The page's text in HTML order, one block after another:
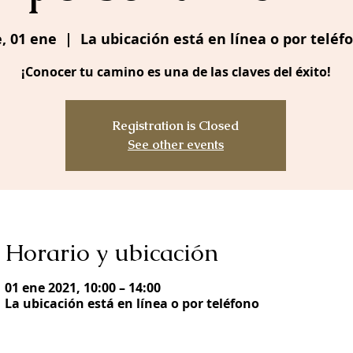
01 ene
  |
La ubicación está en línea o por
¡Conocer tu camino es una de las claves del éxito!
Registration is Closed
See other events
Horario y ubicación
01 ene 2021, 10:00 – 14:00
La ubicación está en línea o por teléfono